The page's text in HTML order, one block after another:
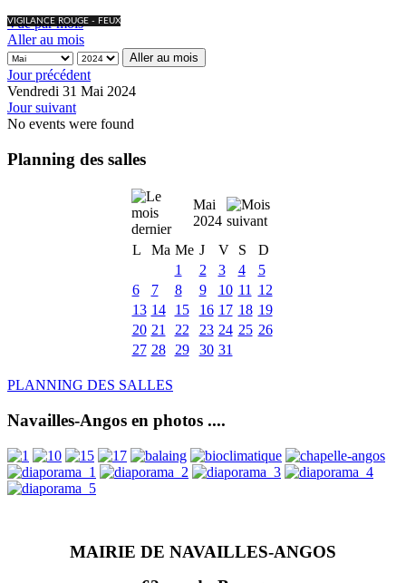
VIGILANCE ROUGE - FEUX
Vue par mois
Aller au mois
Aller au mois
Jour précédent
Vendredi 31 Mai 2024
Jour suivant
No events were found
Planning des salles
Mai
2024
L
Ma Me J V S
D
1
2 3 4
5
6
7 8 9 10 11
12
13 14 15 16 17 18 19
20 21 22 23 24 25 26
27 28 29 30 31
PLANNING DES SALLES
Navailles-Angos en photos ....
MAIRIE DE NAVAILLES-ANGOS